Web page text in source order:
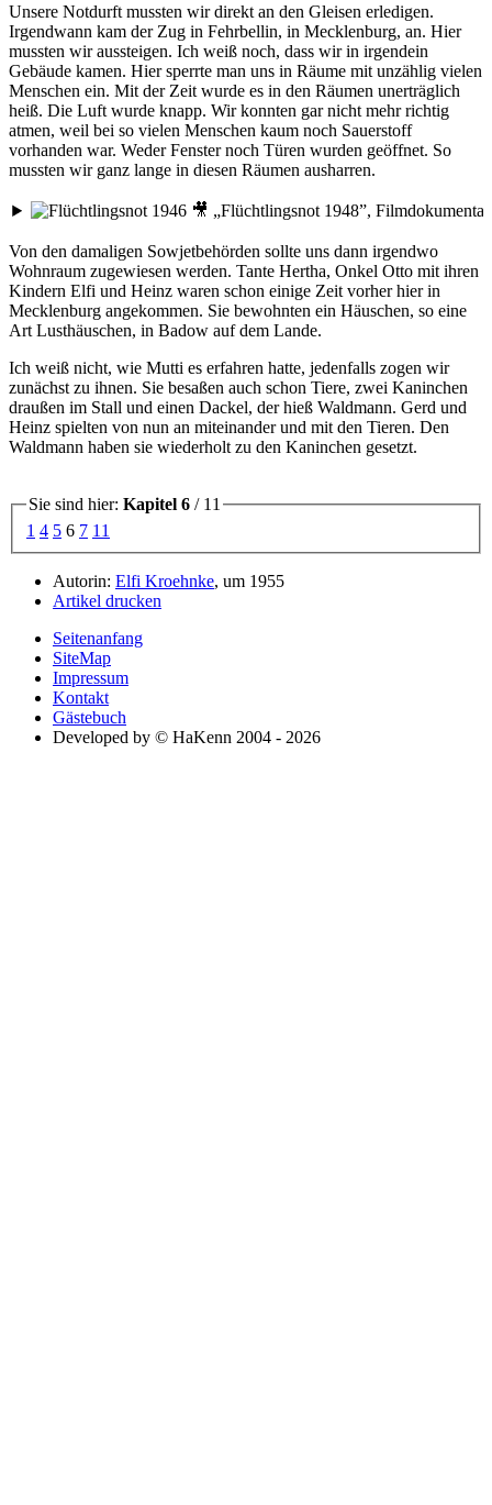
Unsere Notdurft mussten wir direkt an den Gleisen erledigen.
Irgendwann kam der Zug in Fehrbellin, in Mecklenburg, an. Hier
mussten wir aussteigen. Ich weiß noch, dass wir in irgendein
Gebäude kamen. Hier sperrte man uns in Räume mit unzählig vielen
Menschen ein. Mit der Zeit wurde es in den Räumen unerträglich
heiß. Die Luft wurde knapp. Wir konnten gar nicht mehr richtig
atmen, weil bei so vielen Menschen kaum noch Sauerstoff
vorhanden war. Weder Fenster noch Türen wurden geöffnet. So
mussten wir ganz lange in diesen Räumen ausharren.
Von den damaligen Sowjetbehörden sollte uns dann irgendwo
Wohnraum zugewiesen werden. Tante Hertha, Onkel Otto mit ihren
Kindern Elfi und Heinz waren schon einige Zeit vorher hier in
Mecklenburg angekommen. Sie bewohnten ein Häuschen, so eine
Art Lusthäuschen, in Badow auf dem Lande.
Ich weiß nicht, wie Mutti es erfahren hatte, jedenfalls zogen wir
zunächst zu ihnen. Sie besaßen auch schon Tiere, zwei Kaninchen
draußen im Stall und einen Dackel, der hieß Waldmann. Gerd und
Heinz spielten von nun an miteinander und mit den Tieren. Den
Waldmann haben sie wiederholt zu den Kaninchen gesetzt.
Sie sind hier: Kapitel 6 / 11
1 4 5 6 7 11
Autorin: Elfi Kroehnke, um 1955
Artikel drucken
Seitenanfang
SiteMap
Impressum
Kontakt
Gästebuch
Developed by © HaKenn 2004 - 2026